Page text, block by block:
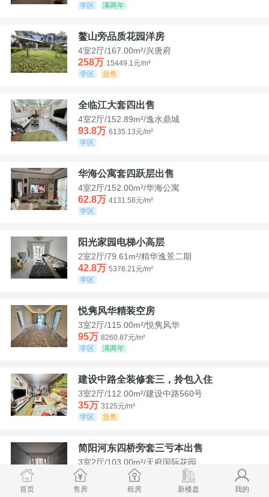
学区
满两年
鳌山旁品质花园洋房
4室2厅/167.00m²/兴唐府
258万 15449.1元/m²
学区
急售
全临江大套四出售
4室2厅/152.89m²/逸水鼎城
93.8万 6135.13元/m²
学区
华海公寓套四跃层出售
4室2厅/152.00m²/华海公寓
62.8万 4131.58元/m²
学区
阳光家园电梯小高层
2室2厅/79.61m²/精华逸景二期
42.8万 5376.21元/m²
学区
悦隽风华精装空房
3室2厅/115.00m²/悦隽风华
95万 8260.87元/m²
学区
满两年
建设中路全装修套三，拎包入住
3室2厅/112.00m²/建设中路560号
35万 3125元/m²
学区
急售
简阳河东四桥旁套三亏本出售
3室2厅/103.00m²/天府国际花园
78.8万
7650.49元/m²
学区
首页 售房 租房 新楼盘 我的